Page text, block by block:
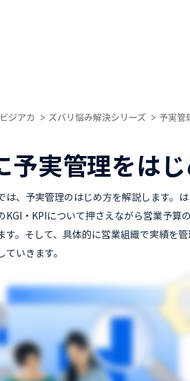
ビジアカ ズバリ悩み解決シリーズ 予実管
予実管理をは
は、予実管理のはじめ方を解説します。は
KGI・KPIについて押さえながら営業予算
す。そして、具体的に営業組織で実績を管
いきます。